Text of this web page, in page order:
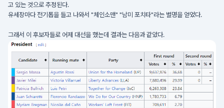
고 있는 것으로 추정된다.
유세장마다 전기톱을 들고 나와서 "체인소맨" "남미 포치타"라는 별명을 얻었다.
그래서 이 후보자들로 어제 대선을 했는데 결과는 다음과 같았다.